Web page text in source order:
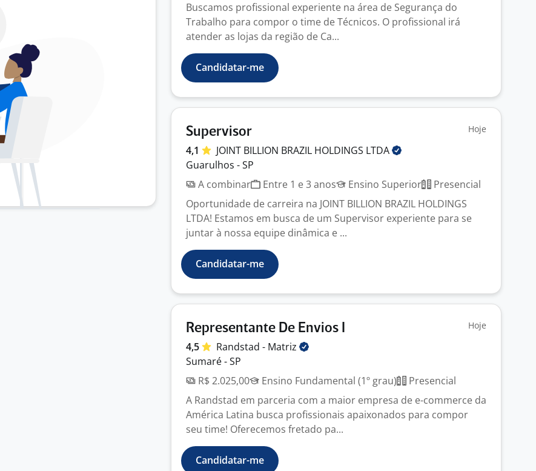
Buscamos profissional experiente na área de Segurança do
Trabalho para compor o time de Técnicos. O profissional irá
atender as lojas da região de Ca...
Candidatar-me
Supervisor Hoje
4,1 JOINT BILLION BRAZIL HOLDINGS LTDA
Guarulhos - SP
A combinar
Entre 1 e 3 anos Ensino Superior
Presencial
Oportunidade de carreira na JOINT BILLION BRAZIL HOLDINGS
LTDA! Estamos em busca de um Supervisor experiente para se
juntar à nossa equipe dinâmica e ...
Candidatar-me
Representante De Envios I Hoje
4,5 Randstad - Matriz
Sumaré - SP
R$ 2.025,00
Ensino Fundamental (1º grau)
Presencial
A Randstad em parceria com a maior empresa de e-commerce da
América Latina busca profissionais apaixonados para compor
seu time! Oferecemos fretado pa...
Candidatar-me